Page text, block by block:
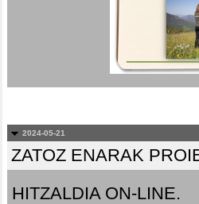
2024-05-21
ZATOZ ENARAK
HITZALDIA ON-LINE.